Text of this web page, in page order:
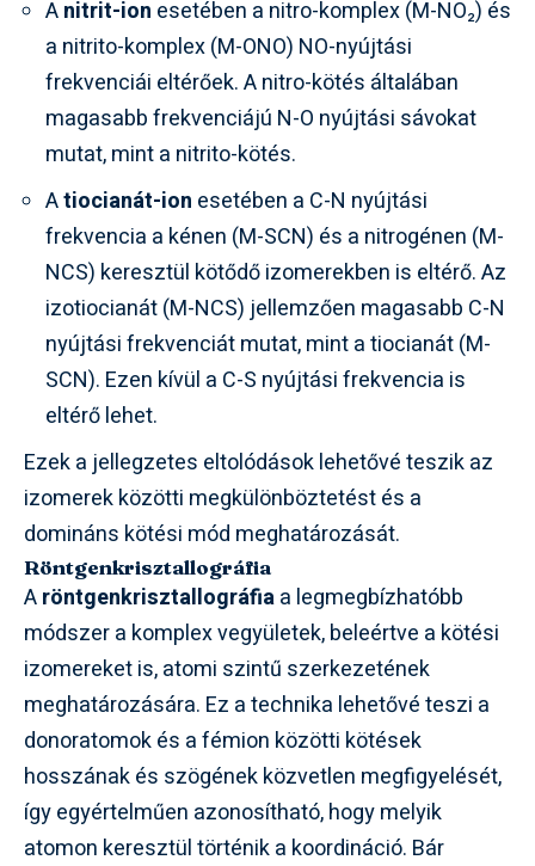
Anitrit-ion esetében a nitro-komplex (M-NO₂) és
a nitrito-komplex (M-ONO) NO-nyújtási
frekvenciái eltérőek. A nitro-kötés általában
magasabb frekvenciájú N-O nyújtási sávokat
mutat, mint a nitrito-kötés.
Atiocianát-ion esetében a C-N nyújtási
frekvencia a kénen (M-SCN) és a nitrogénen (M-
NCS) keresztül kötődő izomerekben is eltérő. Az
izotiocianát (M-NCS) jellemzően magasabb C-N
nyújtási frekvenciát mutat, mint a tiocianát (M-
SCN). Ezen kívül a C-S nyújtási frekvencia is
eltérő lehet.
Ezek a jellegzetes eltolódások lehetővé teszik az
izomerek közötti megkülönböztetést és a
domináns kötési mód meghatározását.
Röntgenkrisztallográfia
Aröntgenkrisztallográfiaa legmegbízhatóbb
módszer a komplex vegyületek, beleértve a kötési
izomereket is, atomi szintű szerkezetének
meghatározására. Ez a technika lehetővé teszi a
donoratomok és a fémion közötti kötések
hosszának és szögének közvetlen megfigyelését,
így egyértelműen azonosítható, hogy melyik
atomon keresztül történik a koordináció. Bár